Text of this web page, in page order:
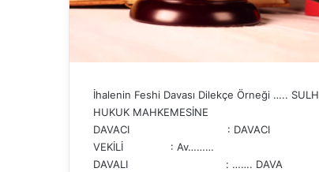
İhalenin Feshi Davası Dilekçe Örneği ….. SULH
HUKUK MAHKEMESİNE
DAVACI : DAVACI
VEKİLİ : Av………
DAVALI : ……. DAVA